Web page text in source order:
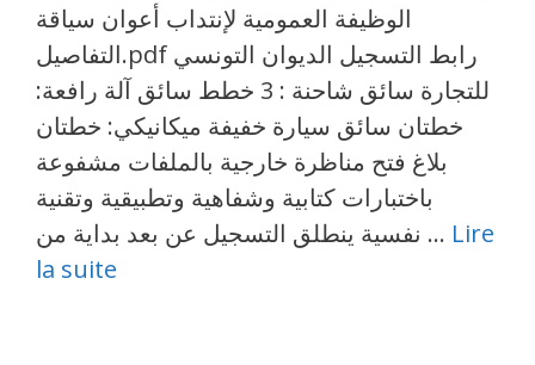
الوظيفة العمومية لإنتداب أعوان سياقة
التفاصيل.pdf رابط التسجيل الديوان التونسي
للتجارة سائق شاحنة : 3 خطط سائق آلة رافعة:
خطتان سائق سيارة خفيفة ميكانيكي: خطتان
بلاغ فتح مناظرة خارجية بالملفات مشفوعة
باختبارات كتابية وشفاهية وتطبيقية وتقنية
نفسية ينطلق التسجيل عن بعد بداية من … Lire
la suite